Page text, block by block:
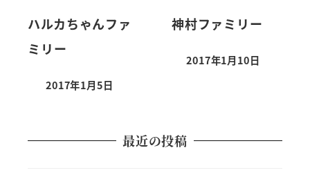
ハルカちゃんファ
ミリー
2017年1月5日
神村ファミリー
2017年1月10日
最近の投稿